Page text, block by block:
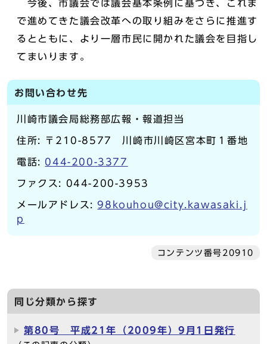
今後、市議会では議会基本条例に基づき、これま
で進めてきた議会改革への取り組みをさらに推進す
るとともに、より一層市民に開かれた議会を目指し
てまいります。
お問い合わせ先
川崎市議会局総務部広報・報道担当
住所: 〒210-8577 川崎市川崎区宮本町１番地
電話: 044-200-3377
ファクス: 044-200-3953
メールアドレス:98kouhou@city.kawasaki.j
p
コンテンツ番号20910
同じ分類から探す
第80号 平成21年（2009年）9月1日発行